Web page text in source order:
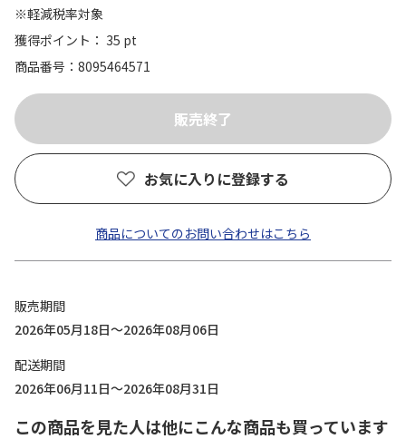
※軽減税率対象
獲得ポイント： 35 pt
商品番号
8095464571
お気に入りに登録する
商品についてのお問い合わせはこちら
販売期間
2026年05月18日～2026年08月06日
配送期間
2026年06月11日～2026年08月31日
この商品を見た人は他にこんな商品も買っています